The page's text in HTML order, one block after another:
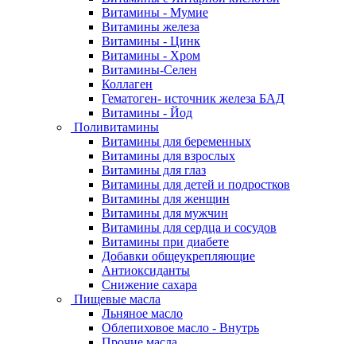
Витамины - Мумие
Витамины железа
Витамины - Цинк
Витамины - Хром
Витамины-Селен
Коллаген
Гематоген- источник железа БАД
Витамины - Йод
Поливитамины
Витамины для беременных
Витамины для взрослых
Витамины для глаз
Витамины для детей и подростков
Витамины для женщин
Витамины для мужчин
Витамины для сердца и сосудов
Витамины при диабете
Добавки общеукрепляющие
Антиоксиданты
Снижение сахара
Пищевые масла
Льняное масло
Облепиховое масло - Внутрь